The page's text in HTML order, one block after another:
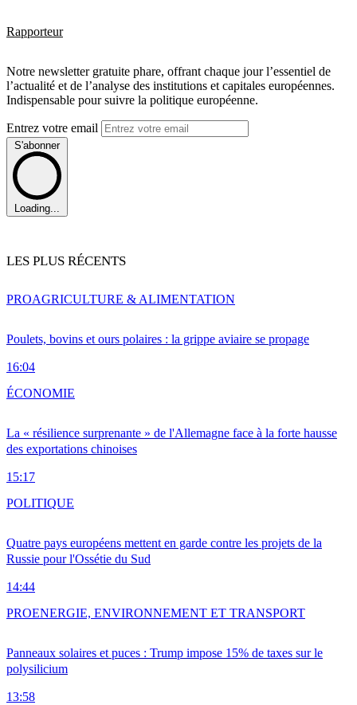
Rapporteur
Notre newsletter gratuite phare, offrant chaque jour l’essentiel de
l’actualité et de l’analyse des institutions et capitales européennes.
Indispensable pour suivre la politique européenne.
Entrez votre email
S'abonner
Loading...
LES PLUS RÉCENTS
Poulets, bovins et ours polaires : la grippe aviaire se propage
16:04
PROAGRICULTURE & ALIMENTATION
La « résilience surprenante » de l'Allemagne face à la forte hausse
des exportations chinoises
15:17
ÉCONOMIE
Quatre pays européens mettent en garde contre les projets de la
Russie pour l'Ossétie du Sud
14:44
POLITIQUE
Panneaux solaires et puces : Trump impose 15% de taxes sur le
polysilicium
13:58
PROENERGIE, ENVIRONNEMENT ET TRANSPORT